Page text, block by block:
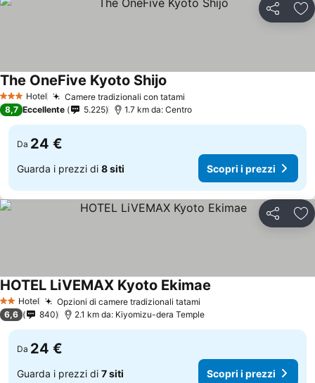
Condividi
3 StelleHotel Camere tradizionali con tatami
The OneFive Kyoto Shijo
8,7 Eccellente 5.225 1.7 km da: Centro
Da 24 €
Guarda i prezzi di 8 siti Scopri i prezzi
Condividi
2 StelleHotel Opzioni di camere tradizionali tatami
HOTEL LiVEMAX Kyoto Ekimae
6,6 840 2.1 km da: Kiyomizu-dera Temple
Da 24 €
Guarda i prezzi di 7 siti Scopri i prezzi